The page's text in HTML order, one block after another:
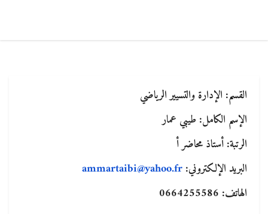
القسم: الإدارة والتسيير الرياضي
الإسم الكامل: طيبي عمار
الرتبة: أستاذ محاضر أ
البريد الإلكتروني:ammartaibi@yahoo.fr
الهاتف: 0664255586